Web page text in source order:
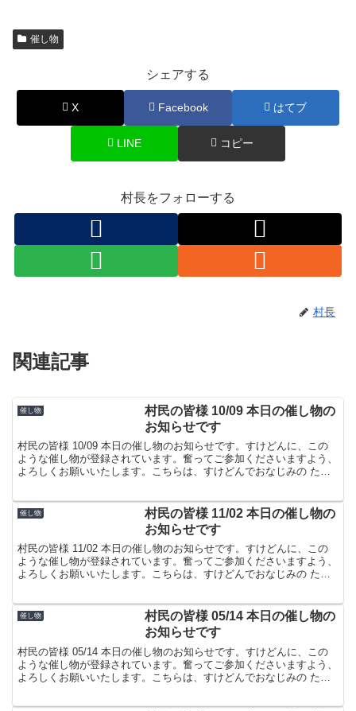
催し物
シェアする
X Facebook はてブ
LINE コピー
村長をフォローする
村長
関連記事
催し物
村民の皆様 10/09 本日の催し物の
お知らせです
村民の皆様 10/09 本日の催し物のお知らせです。すけどんに、この
ような催し物が登録されています。奮ってご参加くださいますよう、
よろしくお願いいたします。こちらは、すけどんでおなじみの たま
催し物
村民の皆様 11/02 本日の催し物の
お知らせです
村民の皆様 11/02 本日の催し物のお知らせです。すけどんに、この
ような催し物が登録されています。奮ってご参加くださいますよう、
よろしくお願いいたします。こちらは、すけどんでおなじみの たま
催し物
村民の皆様 05/14 本日の催し物の
お知らせです
村民の皆様 05/14 本日の催し物のお知らせです。すけどんに、この
ような催し物が登録されています。奮ってご参加くださいますよう、
よろしくお願いいたします。こちらは、すけどんでおなじみの たま